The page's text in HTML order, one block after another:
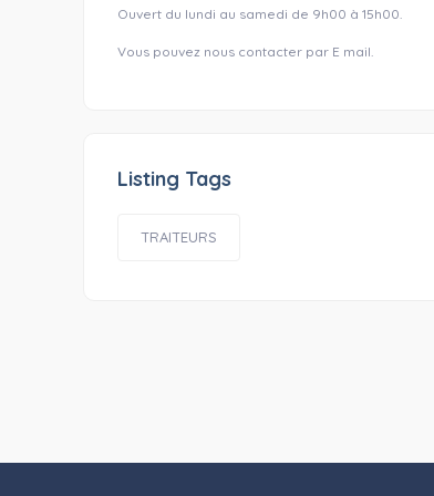
Ouvert du lundi au samedi de 9h00 à 15h00.
Vous pouvez nous contacter par E mail.
Listing Tags
TRAITEURS